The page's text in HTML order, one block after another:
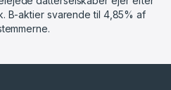
B-aktier svarende til 4,85% af